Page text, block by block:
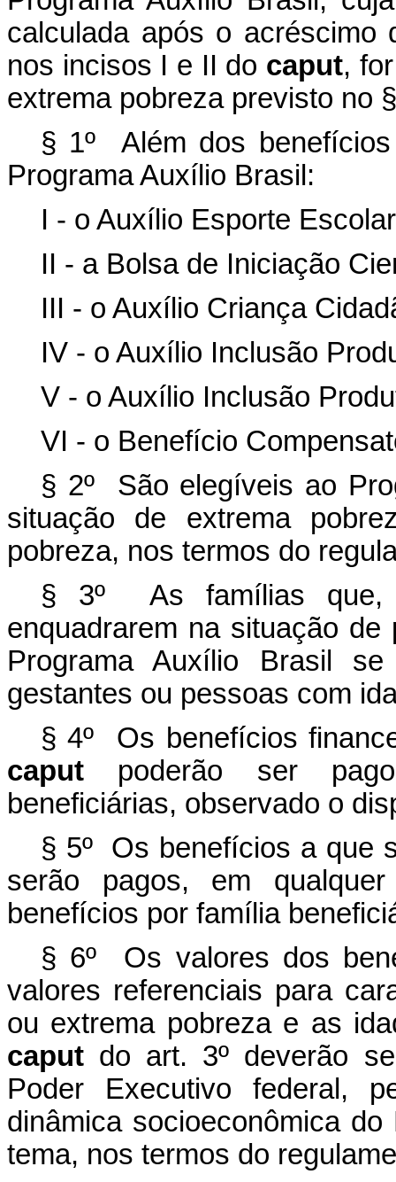
calculada após o acréscimo
nos incisos I e II do caput,
extrema pobreza previsto no
§ 1º Além dos
Programa Auxílio Brasil:
I - o Auxílio Esporte
II - a Bolsa de Iniciação
III - o Auxílio Criança
IV - o Auxílio Inclusão
V - o Auxílio Inclusão
VI - o Benefício
§ 2º São elegíveis ao
situação de extrema
pobreza, nos termos do
§ 3º As famílias que,
enquadrarem na situação
Programa Auxílio Brasil
gestantes ou pessoas com
§ 4º Os benefícios
caput poderão ser
beneficiárias, observado o
§ 5º Os benefícios a que
serão pagos, em
benefícios por família
§ 6º Os valores dos
valores referenciais para
ou extrema pobreza e as
caput do art. 3º deverão
Poder Executivo federal,
dinâmica socioeconômica
tema, nos termos do